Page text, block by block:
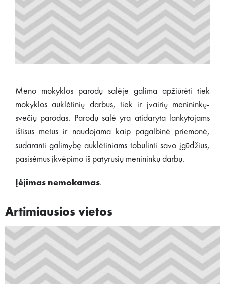
Meno mokyklos parodų salėje galima apžiūrėti tiek
mokyklos auklėtinių darbus, tiek ir įvairių menininkų-
svečių parodas. Parodų salė yra atidaryta lankytojams
ištisus metus ir naudojama kaip pagalbinė priemonė,
sudaranti galimybę auklėtiniams tobulinti savo įgūdžius,
pasisėmus įkvėpimo iš patyrusių menininkų darbų.
Įėjimas nemokamas.
Artimiausios vietos